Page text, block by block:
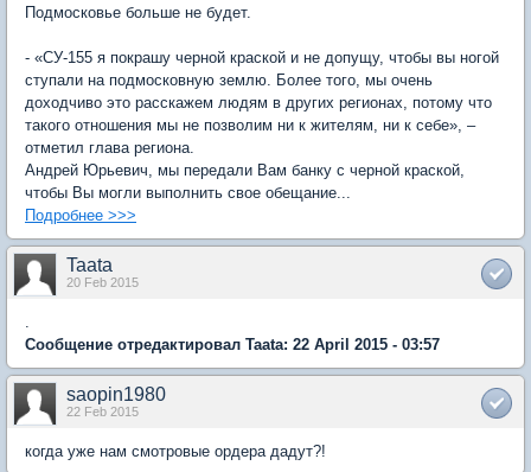
Подмосковье больше не будет.
- «СУ-155 я покрашу черной краской и не допущу, чтобы вы ногой
ступали на подмосковную землю. Более того, мы очень
доходчиво это расскажем людям в других регионах, потому что
такого отношения мы не позволим ни к жителям, ни к себе», –
отметил глава региона.
Андрей Юрьевич, мы передали Вам банку с черной краской,
чтобы Вы могли выполнить свое обещание...
Подробнее >>>
Taata
20 Feb 2015
Сообщение отредактировал Taata: 22 April 2015 - 03:57
saopin1980
22 Feb 2015
когда уже нам смотровые ордера дадут?!